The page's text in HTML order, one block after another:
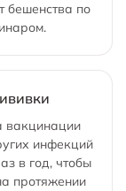
бешенства по
вакцинации
инфекций
в год, чтобы
протяжении